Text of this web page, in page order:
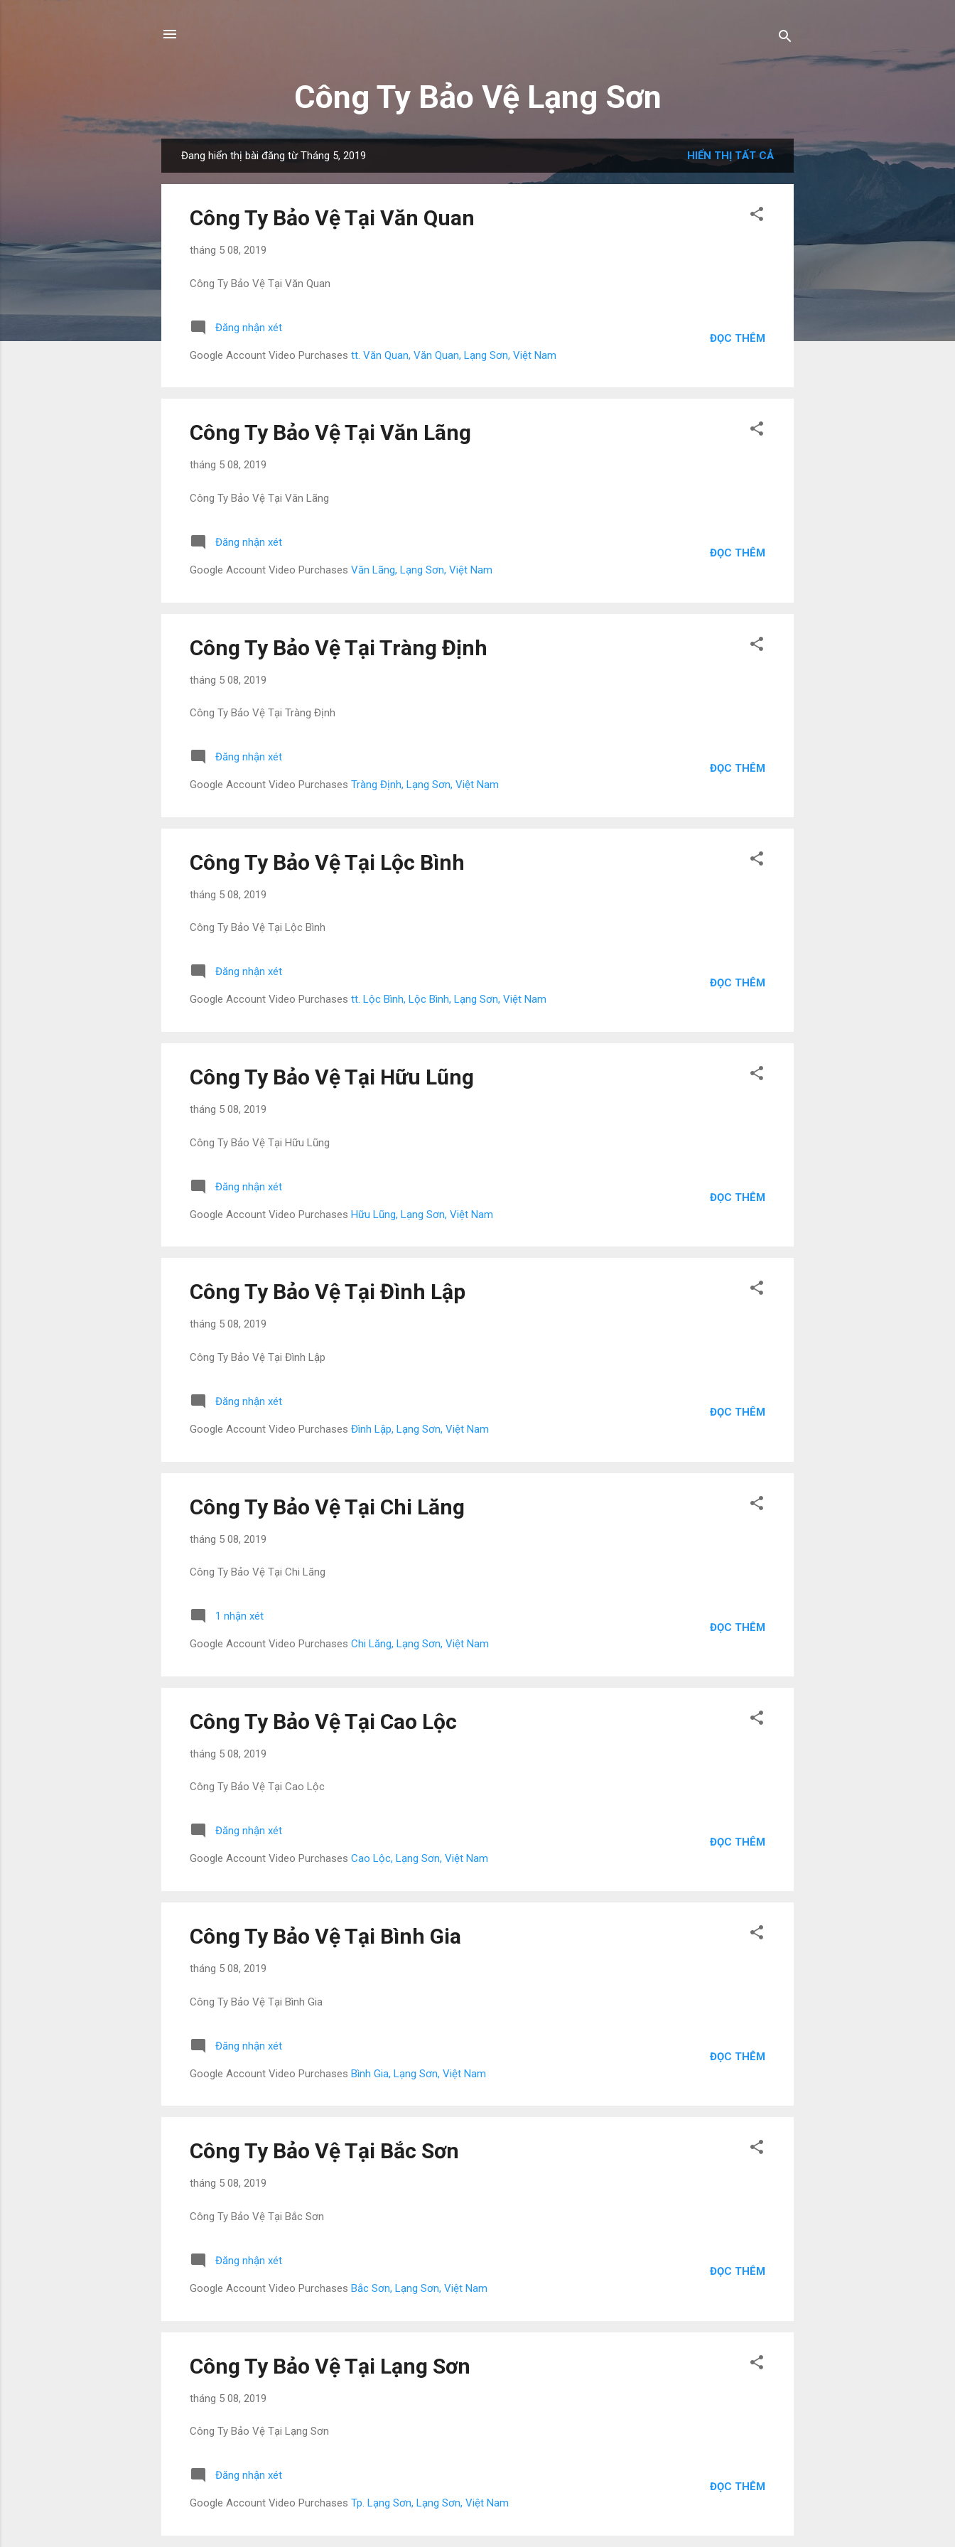
Công Ty Bảo Vệ Lạng Sơn
à
Đang hiển thị bài đăng từ Tháng 5, 2019 HIỂN THỊ TẤT CẢ
Công Ty Bảo Vệ Tại Văn Quan
tháng 5 08, 2019
Công Ty Bảo Vệ Tại Văn Quan
Đăng nhận xét
Google Account Video Purchases tt. Văn Quan, Văn Quan, Lạng Sơn, Việt Nam
ĐỌC THÊM
Công Ty Bảo Vệ Tại Văn Lãng
tháng 5 08, 2019
Công Ty Bảo Vệ Tại Văn Lãng
Đăng nhận xét
Google Account Video Purchases Văn Lãng, Lạng Sơn, Việt Nam
ĐỌC THÊM
Công Ty Bảo Vệ Tại Tràng Định
tháng 5 08, 2019
Công Ty Bảo Vệ Tại Tràng Định
Đăng nhận xét
Google Account Video Purchases Tràng Định, Lạng Sơn, Việt Nam
ĐỌC THÊM
Công Ty Bảo Vệ Tại Lộc Bình
tháng 5 08, 2019
Công Ty Bảo Vệ Tại Lộc Bình
Đăng nhận xét
Google Account Video Purchases tt. Lộc Bình, Lộc Bình, Lạng Sơn, Việt Nam
ĐỌC THÊM
Công Ty Bảo Vệ Tại Hữu Lũng
tháng 5 08, 2019
Công Ty Bảo Vệ Tại Hữu Lũng
Đăng nhận xét
Google Account Video Purchases Hữu Lũng, Lạng Sơn, Việt Nam
ĐỌC THÊM
Công Ty Bảo Vệ Tại Đình Lập
tháng 5 08, 2019
Công Ty Bảo Vệ Tại Đình Lập
Đăng nhận xét
Google Account Video Purchases Đình Lập, Lạng Sơn, Việt Nam
ĐỌC THÊM
Công Ty Bảo Vệ Tại Chi Lăng
tháng 5 08, 2019
Công Ty Bảo Vệ Tại Chi Lăng
1 nhận xét
Google Account Video Purchases Chi Lăng, Lạng Sơn, Việt Nam
ĐỌC THÊM
Công Ty Bảo Vệ Tại Cao Lộc
tháng 5 08, 2019
Công Ty Bảo Vệ Tại Cao Lộc
Đăng nhận xét
Google Account Video Purchases Cao Lộc, Lạng Sơn, Việt Nam
ĐỌC THÊM
Công Ty Bảo Vệ Tại Bình Gia
tháng 5 08, 2019
Công Ty Bảo Vệ Tại Bình Gia
Đăng nhận xét
Google Account Video Purchases Bình Gia, Lạng Sơn, Việt Nam
ĐỌC THÊM
Công Ty Bảo Vệ Tại Bắc Sơn
tháng 5 08, 2019
Công Ty Bảo Vệ Tại Bắc Sơn
Đăng nhận xét
Google Account Video Purchases Bắc Sơn, Lạng Sơn, Việt Nam
ĐỌC THÊM
Công Ty Bảo Vệ Tại Lạng Sơn
tháng 5 08, 2019
Công Ty Bảo Vệ Tại Lạng Sơn
Đăng nhận xét
Google Account Video Purchases Tp. Lạng Sơn, Lạng Sơn, Việt Nam
ĐỌC THÊM